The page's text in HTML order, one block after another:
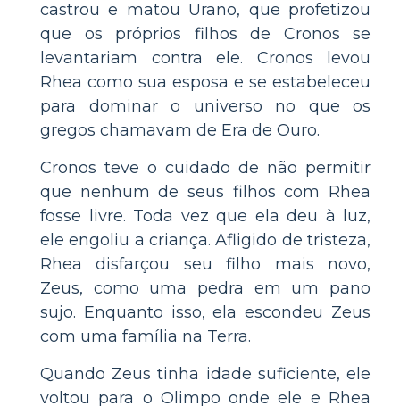
castrou e matou Urano, que profetizou
que os próprios filhos de Cronos se
levantariam contra ele. Cronos levou
Rhea como sua esposa e se estabeleceu
para dominar o universo no que os
gregos chamavam de Era de Ouro.
Cronos teve o cuidado de não permitir
que nenhum de seus filhos com Rhea
fosse livre. Toda vez que ela deu à luz,
ele engoliu a criança. Afligido de tristeza,
Rhea disfarçou seu filho mais novo,
Zeus, como uma pedra em um pano
sujo. Enquanto isso, ela escondeu Zeus
com uma família na Terra.
Quando Zeus tinha idade suficiente, ele
voltou para o Olimpo onde ele e Rhea